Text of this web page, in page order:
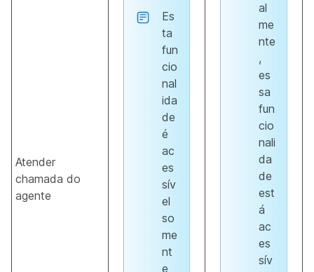
Atender
chamada do
agente
Es
ta
fun
cio
nal
ida
de
é
ac
es
sív
el
so
me
nt
e
al
me
nte
,
es
sa
fun
cio
nali
da
de
est
á
ac
es
sív